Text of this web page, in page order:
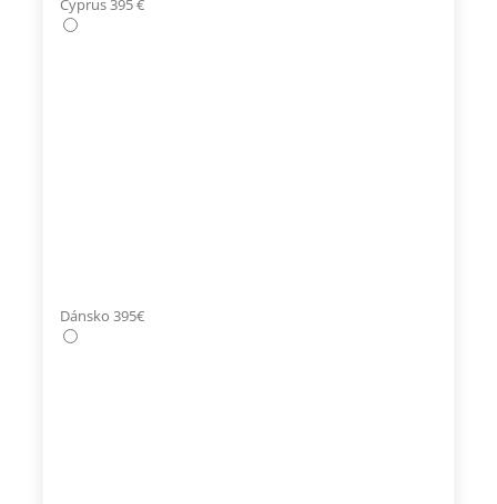
Cyprus 395 €
Dánsko 395€